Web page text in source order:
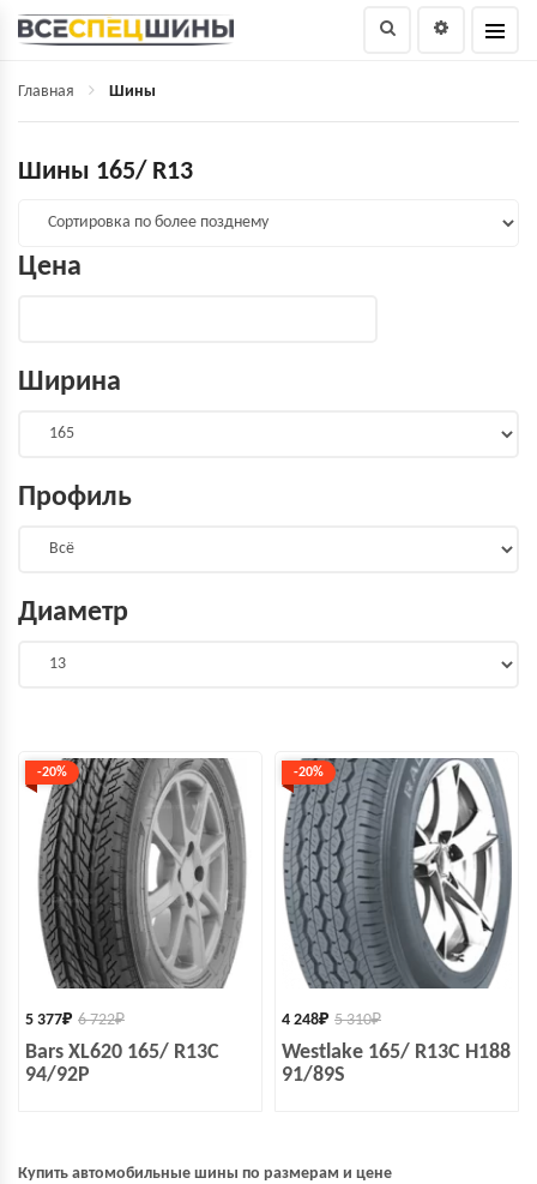
Главная Шины
Шины 165/ R13
-20%
6 722₽
5 377₽
Bars XL620 165/ R13C
94/92P
-20%
5 310₽
4 248₽
Westlake 165/ R13C H188
91/89S
Купить автомобильные шины по размерам и цене
Цена
Ширина
Профиль
Диаметр